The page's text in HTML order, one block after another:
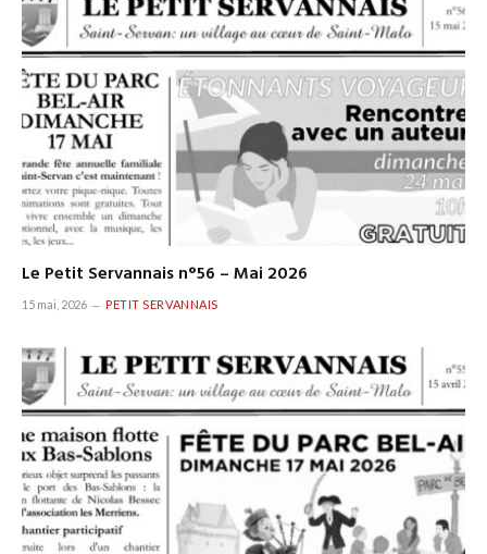
Le Petit Servannais n°56 – Mai 2026
15 mai, 2026 PETIT SERVANNAIS